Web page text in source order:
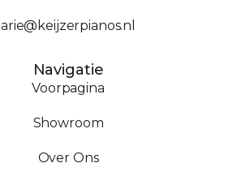
arie@keijzerpianos.nl
Navigatie
Voorpagina
Showroom
Over Ons